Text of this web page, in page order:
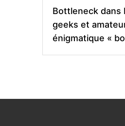
Bottleneck dans
geeks et
énigmatique «